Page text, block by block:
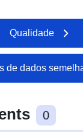
Qualidade
de dados
0